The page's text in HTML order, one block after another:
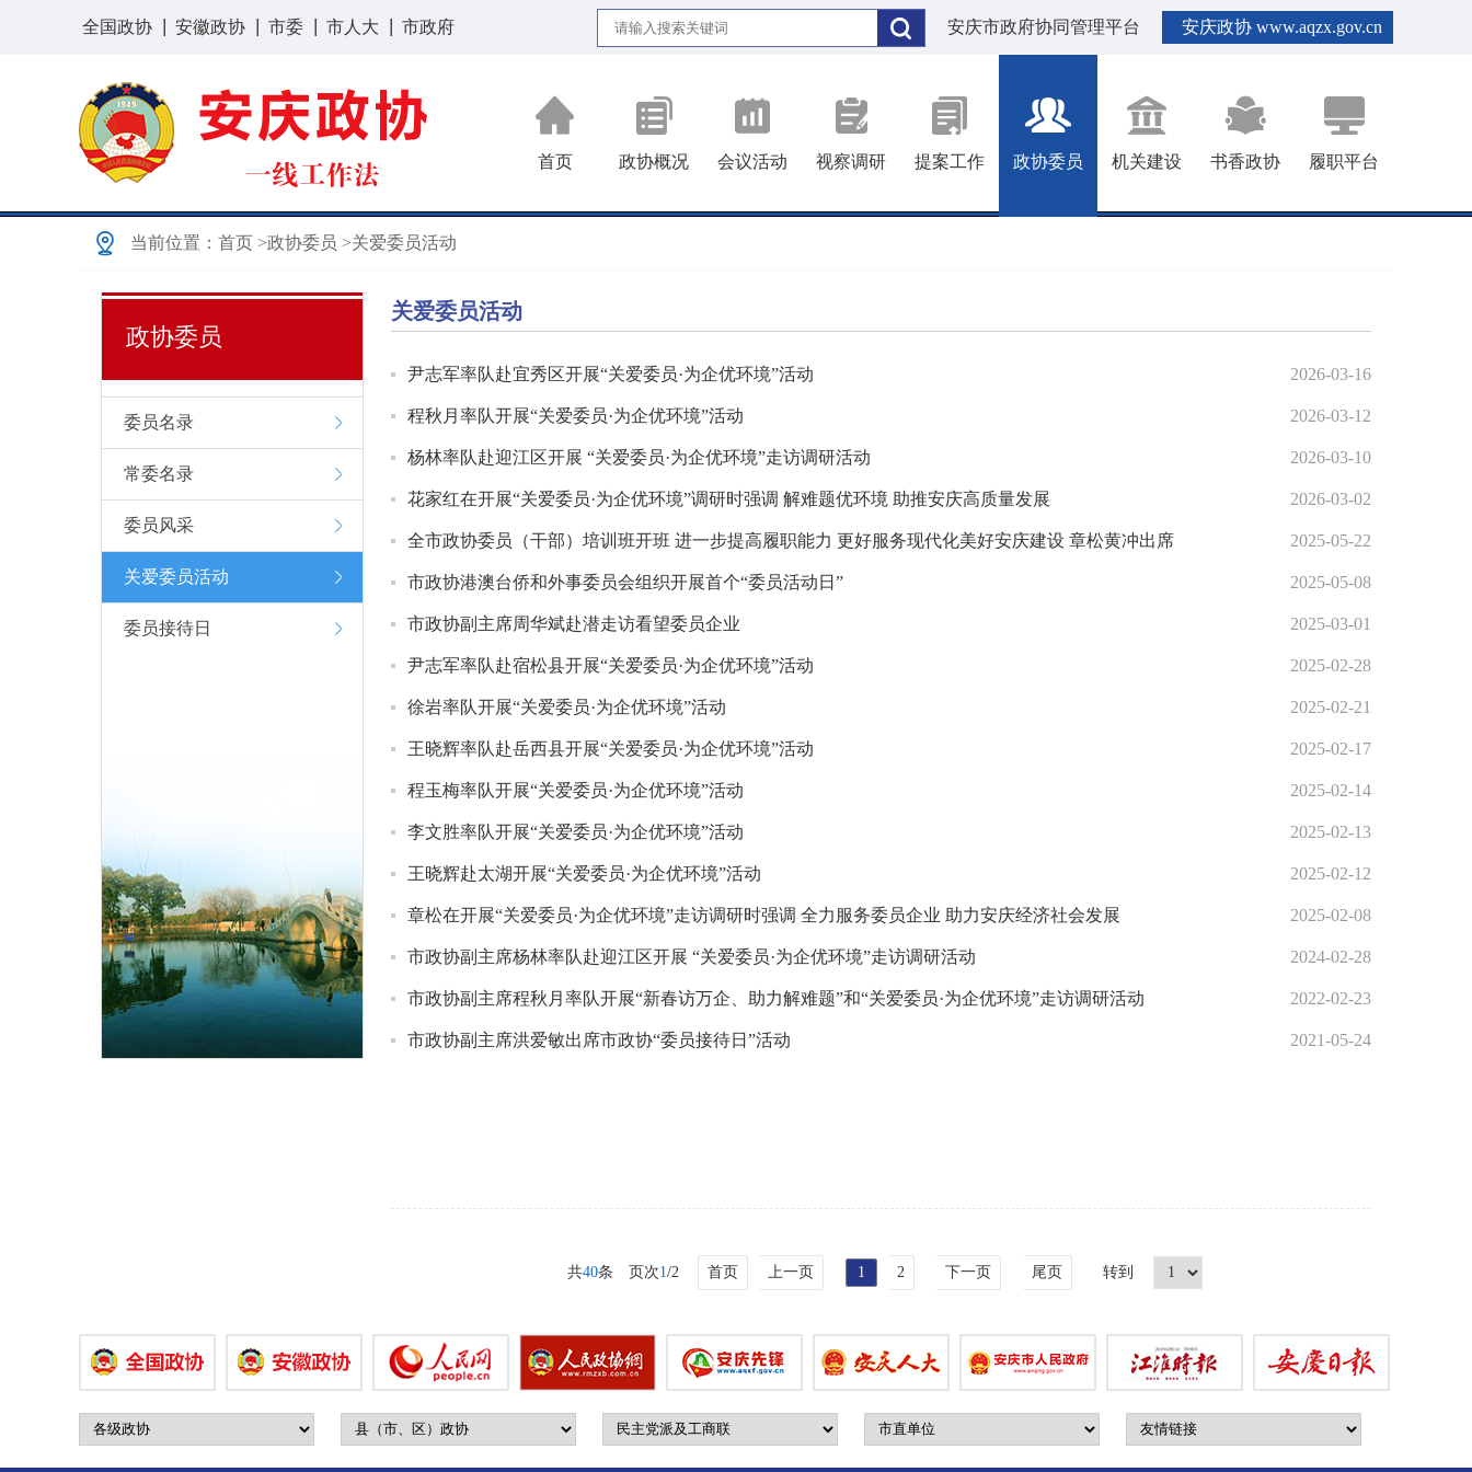
全国政协 安徽政协 市委 市人大 市政府 安庆市政府协同管理平台 安庆政协 www.aqzx.gov.cn
首页 政协概况 会议活动 视察调研 提案工作 政协委员 机关建设 书香政协 履职平台
当前位置： 首页 >政协委员 >关爱委员活动
政协委员
委员名录
常委名录
委员风采
关爱委员活动
委员接待日
关爱委员活动
2026-03-16
尹志军率队赴宜秀区开展“关爱委员·为企优环境”活动
2026-03-12
程秋月率队开展“关爱委员·为企优环境”活动
2026-03-10
杨林率队赴迎江区开展 “关爱委员·为企优环境”走访调研活动
2026-03-02
花家红在开展“关爱委员·为企优环境”调研时强调 解难题优环境 助推安庆高质量发展
2025-05-22
全市政协委员（干部）培训班开班 进一步提高履职能力 更好服务现代化美好安庆建设 章松黄冲出席
2025-05-08
市政协港澳台侨和外事委员会组织开展首个“委员活动日”
2025-03-01
市政协副主席周华斌赴潜走访看望委员企业
2025-02-28
尹志军率队赴宿松县开展“关爱委员·为企优环境”活动
2025-02-21
徐岩率队开展“关爱委员·为企优环境”活动
2025-02-17
王晓辉率队赴岳西县开展“关爱委员·为企优环境”活动
2025-02-14
程玉梅率队开展“关爱委员·为企优环境”活动
2025-02-13
李文胜率队开展“关爱委员·为企优环境”活动
2025-02-12
王晓辉赴太湖开展“关爱委员·为企优环境”活动
2025-02-08
章松在开展“关爱委员·为企优环境”走访调研时强调 全力服务委员企业 助力安庆经济社会发展
2024-02-28
市政协副主席杨林率队赴迎江区开展 “关爱委员·为企优环境”走访调研活动
2022-02-23
市政协副主席程秋月率队开展“新春访万企、助力解难题”和“关爱委员·为企优环境”走访调研活动
2021-05-24
市政协副主席洪爱敏出席市政协“委员接待日”活动
共40条 页次1/2 首页 上一页 1 2 下一页 尾页 转到